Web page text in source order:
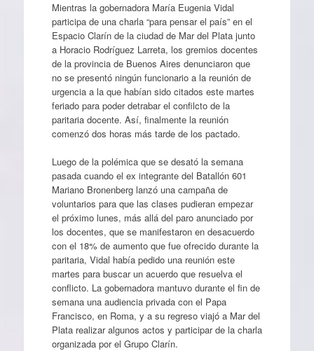
Mientras la gobernadora María Eugenia Vidal
participa de una charla “para pensar el país” en el
Espacio Clarín de la ciudad de Mar del Plata junto
a Horacio Rodríguez Larreta, los gremios docentes
de la provincia de Buenos Aires denunciaron que
no se presentó ningún funcionario a la reunión de
urgencia a la que habían sido citados este martes
feriado para poder detrabar el confilcto de la
paritaria docente. Así, finalmente la reunión
comenzó dos horas más tarde de los pactado.
Luego de la polémica que se desató la semana
pasada cuando el ex integrante del Batallón 601
Mariano Bronenberg lanzó una campaña de
voluntarios para que las clases pudieran empezar
el próximo lunes, más allá del paro anunciado por
los docentes, que se manifestaron en desacuerdo
con el 18% de aumento que fue ofrecido durante la
paritaria, Vidal había pedido una reunión este
martes para buscar un acuerdo que resuelva el
conflicto. La gobernadora mantuvo durante el fin de
semana una audiencia privada con el Papa
Francisco, en Roma, y a su regreso viajó a Mar del
Plata realizar algunos actos y participar de la charla
organizada por el Grupo Clarín.